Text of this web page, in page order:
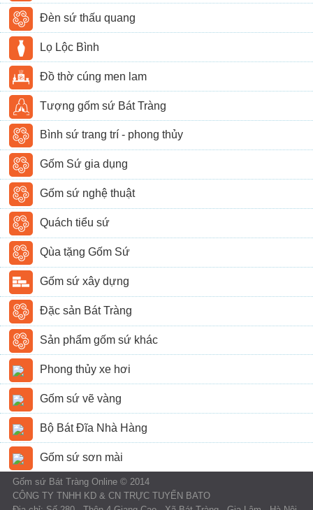
Đèn sứ thấu quang
Lọ Lộc Bình
Đồ thờ cúng men lam
Tượng gốm sứ Bát Tràng
Bình sứ trang trí - phong thủy
Gốm Sứ gia dụng
Gốm sứ nghệ thuật
Quách tiểu sứ
Qùa tặng Gốm Sứ
Gốm sứ xây dựng
Đặc sản Bát Tràng
Sản phẩm gốm sứ khác
Phong thủy xe hơi
Gốm sứ vẽ vàng
Bộ Bát Đĩa Nhà Hàng
Gốm sứ sơn mài
Gốm sứ Bát Tràng Online © 2014
CÔNG TY TNHH KD & CN TRỰC TUYẾN BATO